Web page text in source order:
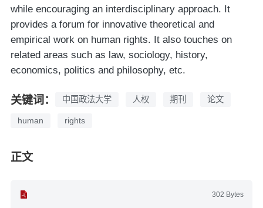
while encouraging an interdisciplinary approach. It
provides a forum for innovative theoretical and
empirical work on human rights. It also touches on
related areas such as law, sociology, history,
economics, politics and philosophy, etc.
关键词： 中国政法大学 人权 期刊 论文
human rights
正文
302 Bytes